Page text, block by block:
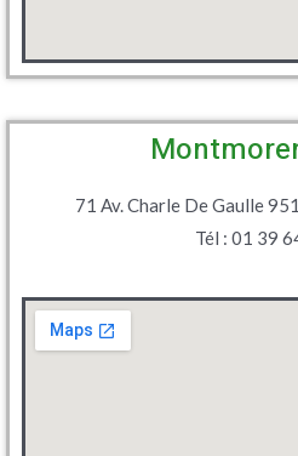
71 Av. Charle De Gaulle
Tél : 01 39